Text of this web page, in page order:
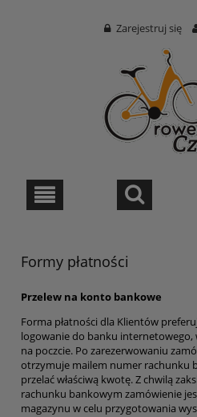
Zarejestruj się
Formy płatności
Przelew na konto bankowe
Forma płatności dla Klientów
logowanie do banku
na poczcie. Po zarezerwowaniu
otrzymuje mailem numer rachunku
przelać właściwą kwotę. Z chwilą
rachunku bankowym zamówienie
magazynu w celu przygotowania